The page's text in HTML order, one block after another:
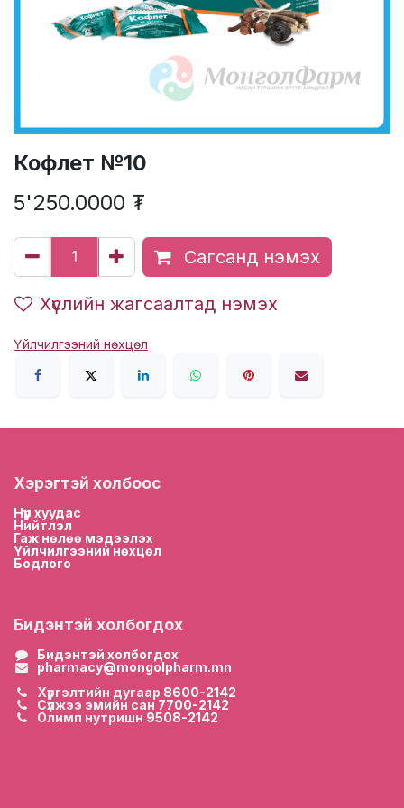
Кофлет №10
5'250.0000 ₮
Сагсанд нэмэх
Хүслийн жагсаалтад нэмэх
Үйлчилгээний нөхцөл
Хэрэгтэй холбоос
Нүүр хуудас
Нийтлэл
Гаж нөлөө мэдээлэх
Үйлчилгээний нөхцөл
Бодлого
Бидэнтэй холбогдох
Бидэнтэй холбогдох
pharmacy@mongolpharm.mn
Хүргэлтийн дугаар 8600-2142
Сүлжээ эмийн сан 7700-2142
Олимп нутришн 9508-2142